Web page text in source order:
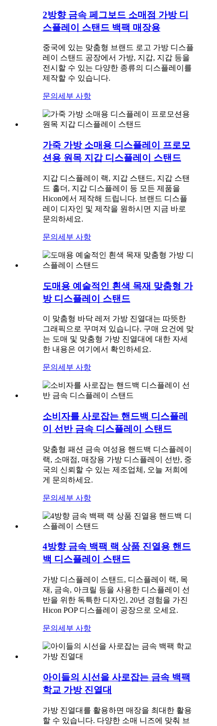
2방향 금속 페그보드 소매점 가방 디
스플레이 스탠드 백팩 매장용
중국에 있는 맞춤형 브랜드 로고 가방 디스플
레이 스탠드 공장에서 가방, 지갑, 지갑 등을
전시할 수 있는 다양한 종류의 디스플레이를
제작할 수 있습니다.
문의 세부 사항
가죽 가방 소매용 디스플레이 프로모
션용 원목 지갑 디스플레이 스탠드
지갑 디스플레이 랙, 지갑 스탠드, 지갑 스탠
드 홀더, 지갑 디스플레이 등 모든 제품을
Hicon에서 제작해 드립니다. 브랜드 디스플
레이 디자인 및 제작을 원하시면 지금 바로
문의하세요.
문의 세부 사항
도매용 예술적인 흰색 목재 맞춤형 가
방 디스플레이 스탠드
이 맞춤형 바닥 레저 가방 진열대는 따뜻한
그래픽으로 꾸며져 있습니다. 구매 요건에 맞
는 도매 및 맞춤형 가방 진열대에 대한 자세
한 내용은 여기에서 확인하세요.
문의 세부 사항
소비자를 사로잡는 핸드백 디스플레
이 선반 금속 디스플레이 스탠드
맞춤형 패션 금속 여성용 핸드백 디스플레이
랙, 소매점, 매장용 가방 디스플레이 선반, 중
국의 신뢰할 수 있는 제조업체, 오늘 저희에
게 문의하세요.
문의 세부 사항
4방향 금속 백팩 랙 상품 진열용 핸드
백 디스플레이 스탠드
가방 디스플레이 스탠드, 디스플레이 랙, 목
재, 금속, 아크릴 등을 사용한 디스플레이 선
반을 위한 독특한 디자인, 20년 경험을 가진
Hicon POP 디스플레이 공장으로 오세요.
문의 세부 사항
아이들의 시선을 사로잡는 금속 백팩
학교 가방 진열대
가방 진열대를 활용하면 매장을 최대한 활용
할 수 있습니다. 다양한 소매 니즈에 맞춰 브